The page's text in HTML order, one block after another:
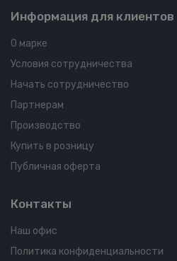
Информация для клиентов
О марке
Условия сотрудничества
Начать сотрудничество
Партнерам
Производство
Купить в розницу
Публичная оферта
Контакты
Наш офис
Политика конфиденциальности